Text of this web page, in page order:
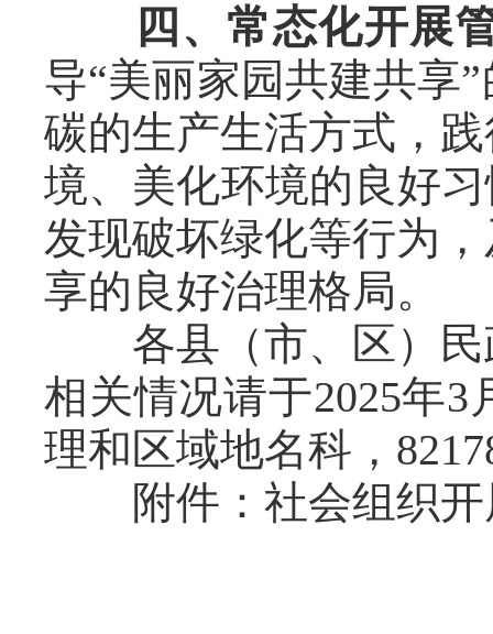
四、常态化开展
导“美丽家园共建共享
碳的生产生活方式，
境、美化环境的良好
发现破坏绿化等行为
享的良好治理格局。
各县（市、区）
相关情况请于2025年
理和区域地名科，
附件：社会组织